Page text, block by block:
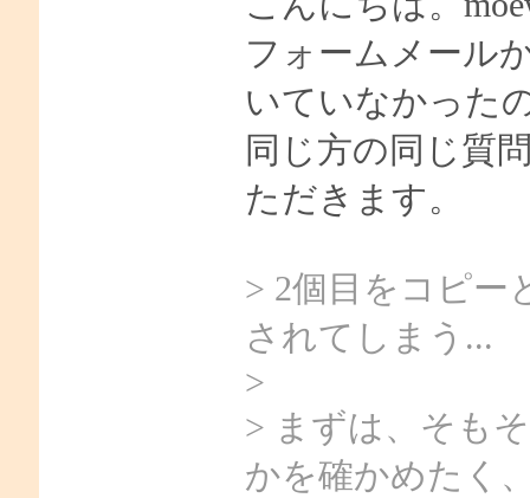
フォームメール
いていなかった
同じ方の同じ質
ただきます。
> 2個目をコピー
されてしまう...
>
> まずは、そも
かを確かめたく